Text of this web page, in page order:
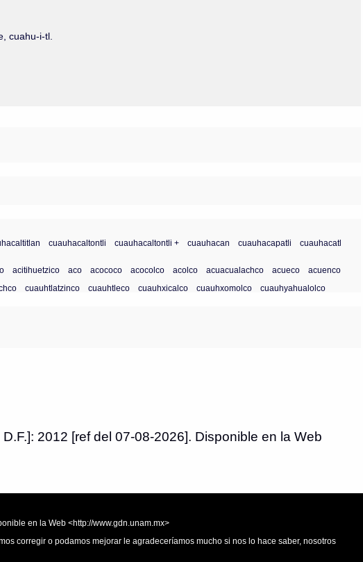
cuahu-i-tl.
cuauhacaltontli cuauhacaltontli + cuauhacan cuauhacapatli
cuauhacatl
acitihuetzico aco acococo acocolco acolco acuacualachco acueco
acuenco
cuauhtlatzinco cuauhtleco cuauhxicalco cuauhxomolco cuauhyahualolco
2012 [ref del 07-08-2026]. Disponible en la Web
en la Web <http://www.gdn.unam.mx>
corregir o podamos mejorar le agradeceríamos mucho si nos lo hace saber, nosotros